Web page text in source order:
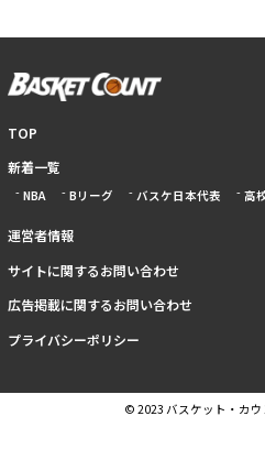
TOP
新着一覧
NBA Bリーグ バスケ日本代表 高
運営者情報
サイトに関するお問い合わせ
広告掲載に関するお問い合わせ
プライバシーポリシー
© 2023 バスケット・カ